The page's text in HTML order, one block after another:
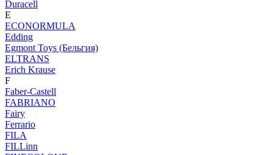
Duracell
E
ECONORMULA
Edding
Egmont Toys (Бельгия)
ELTRANS
Erich Krause
F
Faber-Castell
FABRIANO
Fairy
Ferrario
FILA
FILLinn